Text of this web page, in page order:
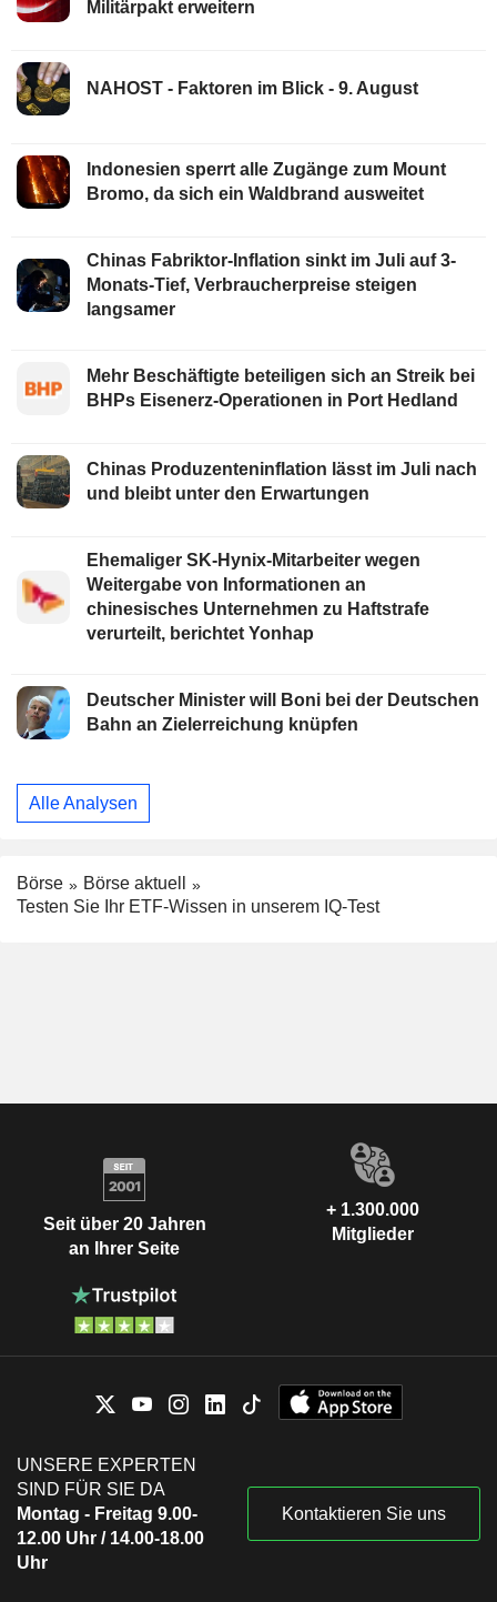
Militärpakt erweitern
NAHOST - Faktoren im Blick - 9. August
Indonesien sperrt alle Zugänge zum Mount
Bromo, da sich ein Waldbrand ausweitet
Chinas Fabriktor-Inflation sinkt im Juli auf 3-
Monats-Tief, Verbraucherpreise steigen
langsamer
Mehr Beschäftigte beteiligen sich an Streik bei
BHPs Eisenerz-Operationen in Port Hedland
Chinas Produzenteninflation lässt im Juli nach
und bleibt unter den Erwartungen
Ehemaliger SK-Hynix-Mitarbeiter wegen
Weitergabe von Informationen an
chinesisches Unternehmen zu Haftstrafe
verurteilt, berichtet Yonhap
Deutscher Minister will Boni bei der Deutschen
Bahn an Zielerreichung knüpfen
Alle Analysen
Börse
Börse aktuell
Testen Sie Ihr ETF-Wissen in unserem IQ-Test
Seit über 20 Jahren
an Ihrer Seite
+ 1.300.000
Mitglieder
UNSERE EXPERTEN
SIND FÜR SIE DA
Montag - Freitag 9.00-
12.00 Uhr / 14.00-18.00
Uhr
Kontaktieren Sie uns